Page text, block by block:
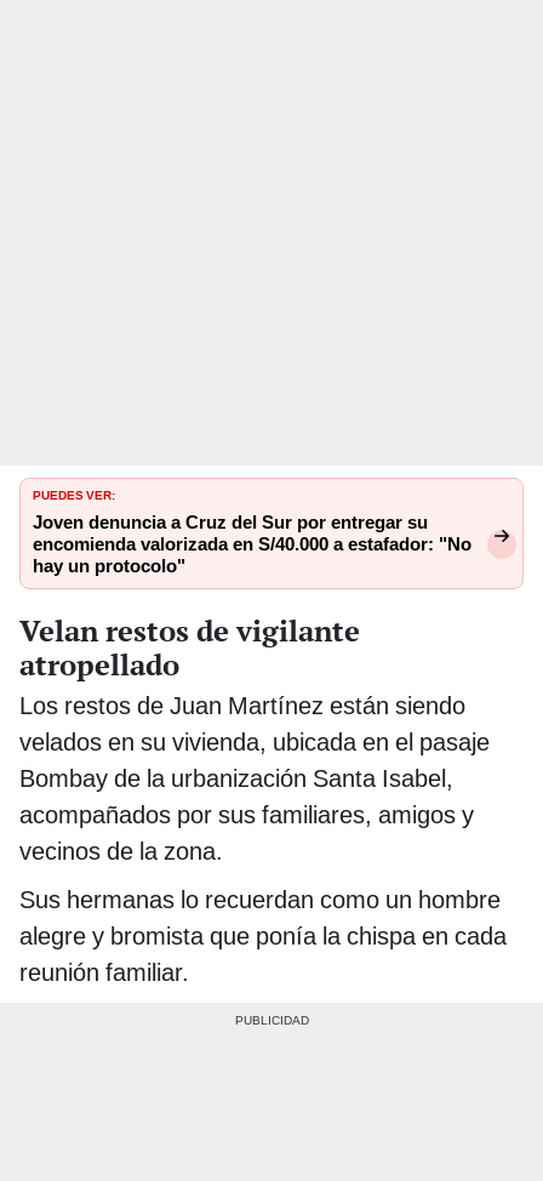
PUEDES VER:
Joven denuncia a Cruz del Sur por entregar su
encomienda valorizada en S/40.000 a estafador: "No
hay un protocolo"
Velan restos de vigilante
atropellado
Los restos de Juan Martínez están siendo
velados en su vivienda, ubicada en el pasaje
Bombay de la urbanización Santa Isabel,
acompañados por sus familiares, amigos y
vecinos de la zona.
Sus hermanas lo recuerdan como un hombre
alegre y bromista que ponía la chispa en cada
reunión familiar.